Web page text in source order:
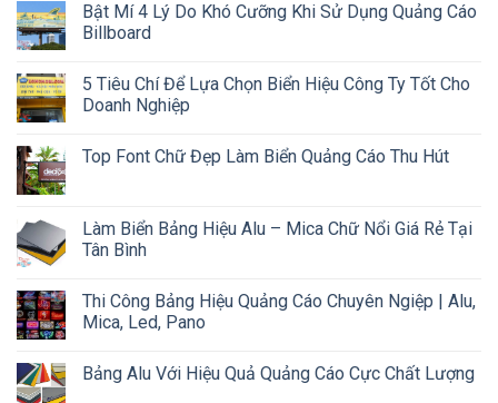
Bật Mí 4 Lý Do Khó Cưỡng Khi Sử Dụng Quảng Cáo
Billboard
5 Tiêu Chí Để Lựa Chọn Biển Hiệu Công Ty Tốt Cho
Doanh Nghiệp
Top Font Chữ Đẹp Làm Biển Quảng Cáo Thu Hút
Làm Biển Bảng Hiệu Alu – Mica Chữ Nổi Giá Rẻ Tại
Tân Bình
Thi Công Bảng Hiệu Quảng Cáo Chuyên Ngiệp | Alu,
Mica, Led, Pano
Bảng Alu Với Hiệu Quả Quảng Cáo Cực Chất Lượng